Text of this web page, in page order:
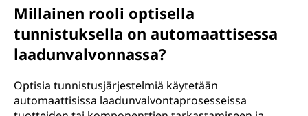
Millainen rooli optisella
tunnistuksella on automaattisessa
laadunvalvonnassa?
Optisia tunnistusjärjestelmiä käytetään
automaattisissa laadunvalvontaprosesseissa